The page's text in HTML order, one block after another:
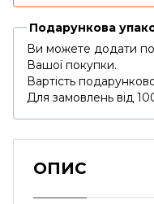
Подарункова
Ви можете додати
Вашої покупки.
Вартість
Для замовлень від
ОПИС